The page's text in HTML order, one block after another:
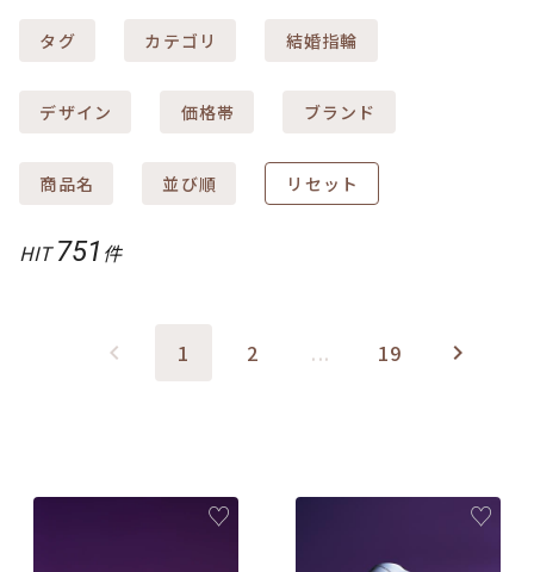
タグ カテゴリ 結婚指輪
デザイン 価格帯 ブランド
商品名 並び順 リセット
HIT751 件
1 2 ... 19